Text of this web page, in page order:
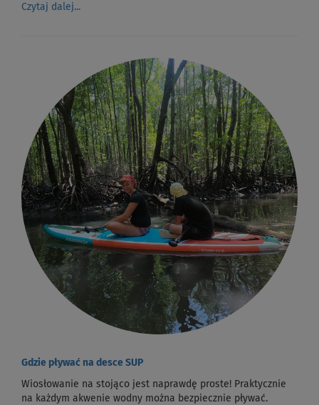
Czytaj dalej...
Gdzie pływać na desce SUP
Wiosłowanie na stojąco jest naprawdę proste! Praktycznie
na każdym akwenie wodny można bezpiecznie pływać.